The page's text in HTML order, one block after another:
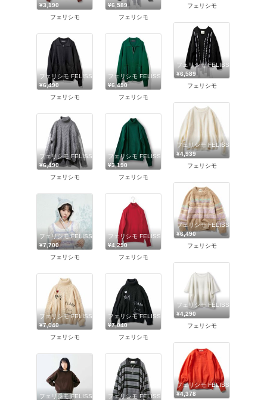
フェリシモ
¥3,190
フェリシモ
¥6,589
フェリシモ
フェリシモ FELISSIMO
¥6,589
フェリシモ
フェリシモ FELISSIMO
¥6,490
フェリシモ
フェリシモ FELISSIMO
¥6,490
フェリシモ
フェリシモ FELISSIMO
¥4,939
フェリシモ
フェリシモ FELISSIMO
¥6,490
フェリシモ
フェリシモ FELISSIMO
¥3,190
フェリシモ
フェリシモ FELISSIMO
¥6,490
フェリシモ
フェリシモ FELISSIMO
¥7,700
フェリシモ
フェリシモ FELISSIMO
¥4,290
フェリシモ
フェリシモ FELISSIMO
¥4,290
フェリシモ
フェリシモ FELISSIMO
¥7,040
フェリシモ
フェリシモ FELISSIMO
¥7,040
フェリシモ
フェリシモ FELISSIMO
¥4,378
フェリシモ FELISSIMO
フェリシモ FELISSIMO